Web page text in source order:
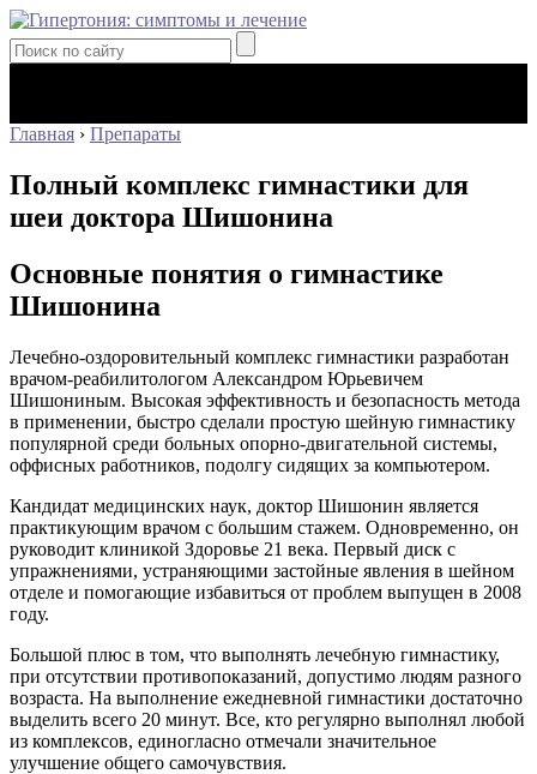
Главная › Препараты
Полный комплекс гимнастики для
шеи доктора Шишонина
Основные понятия о гимнастике
Шишонина
Лечебно-оздоровительный комплекс гимнастики разработан
врачом-реабилитологом Александром Юрьевичем
Шишониным. Высокая эффективность и безопасность метода
в применении, быстро сделали простую шейную гимнастику
популярной среди больных опорно-двигательной системы,
оффисных работников, подолгу сидящих за компьютером.
Кандидат медицинских наук, доктор Шишонин является
практикующим врачом с большим стажем. Одновременно, он
руководит клиникой Здоровье 21 века. Первый диск с
упражнениями, устраняющими застойные явления в шейном
отделе и помогающие избавиться от проблем выпущен в 2008
году.
Большой плюс в том, что выполнять лечебную гимнастику,
при отсутствии противопоказаний, допустимо людям разного
возраста. На выполнение ежедневной гимнастики достаточно
выделить всего 20 минут. Все, кто регулярно выполнял любой
из комплексов, единогласно отмечали значительное
улучшение общего самочувствия.